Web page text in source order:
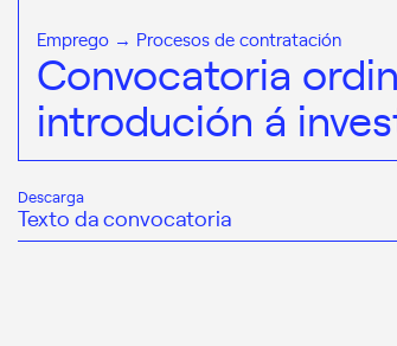
Emprego → Procesos de contratación
Convocatoria
introdución á
Descarga
Texto da convocatoria